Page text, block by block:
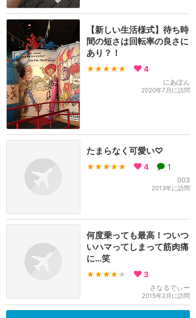
【新しい生活様式】待ち時
間の短さは回転率の良さに
あり？！
★★★★★ 4
にあぽん
2020年7月に訪問
たまらなく可愛い♡
★★★★★ 4 1
003
2013年に訪問
何度乗っても最高！ついつ
いハマってしまって筋肉痛
に…笑
★★★★ ★ 3
さなるでぃー
2015年2月に訪問